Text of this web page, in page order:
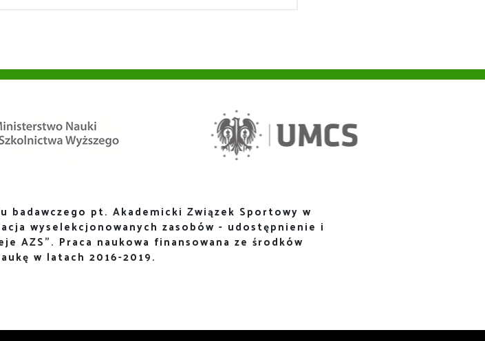
badawczego pt. Akademicki Związek Sportowy w
wyselekcjonowanych zasobów - udostępnienie i
AZS". Praca naukowa finansowana ze środków
w latach 2016-2019.